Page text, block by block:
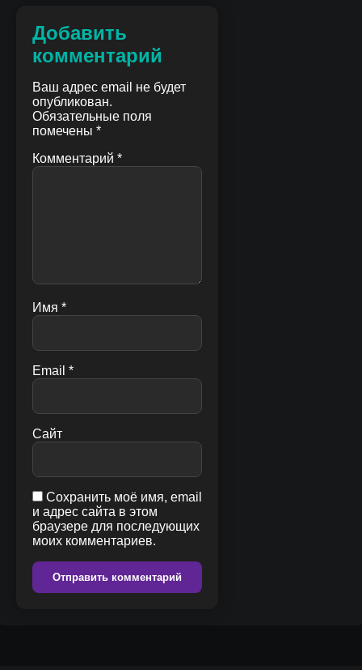
Добавить
комментарий
Ваш адрес email не будет
опубликован.
Обязательные поля
помечены *
Комментарий *
Имя *
Email *
Сайт
Сохранить моё имя, email
и адрес сайта в этом
браузере для последующих
моих комментариев.